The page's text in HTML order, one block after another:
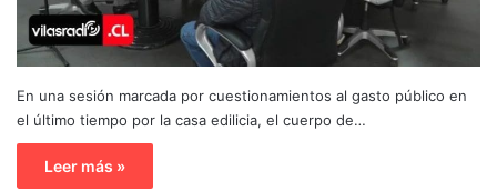
En una sesión marcada por cuestionamientos al gasto público en
el último tiempo por la casa edilicia, el cuerpo de…
Leer más »